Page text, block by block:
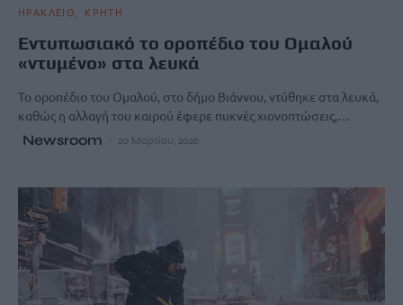
ΗΡΑΚΛΕΙΟ ΚΡΗΤΗ
Εντυπωσιακό το οροπέδιο του Ομαλού
«ντυμένο» στα λευκά
Το οροπέδιο του Ομαλού, στο δήμο Βιάννου, ντύθηκε στα λευκά,
καθώς η αλλαγή του καιρού έφερε πυκνές χιονοπτώσεις,…
Newsroom 20 Μαρτίου, 2026